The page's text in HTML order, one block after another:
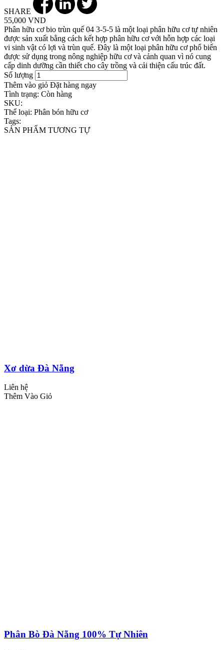
SHARE
55,000 VND
Phân hữu cơ bio trùn quế 04 3-5-5 là một loại phân hữu cơ tự nhiên
được sản xuất bằng cách kết hợp phân hữu cơ với hỗn hợp các loại
vi sinh vật có lợi và trùn quế. Đây là một loại phân hữu cơ phổ biến
được sử dụng trong nông nghiệp hữu cơ và cảnh quan vì nó cung
cấp dinh dưỡng cần thiết cho cây trồng và cải thiện cấu trúc đất.
Số lượng
Thêm vào giỏ Đặt hàng ngay
Tình trạng: Còn hàng
SKU:
Thể loại: Phân bón hữu cơ
Tags:
SẢN PHẨM TƯƠNG TỰ
Xơ dừa Đà Nẵng
Liên hệ
Thêm Vào Giỏ
Phân Bò Đà Nẵng 100% Tự Nhiên